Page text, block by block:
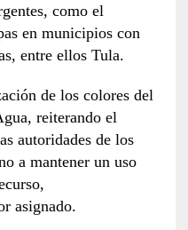
como el
en municipios con
entre ellos Tula.
de los colores del
reiterando el
autoridades de los
a mantener un uso
asignado.